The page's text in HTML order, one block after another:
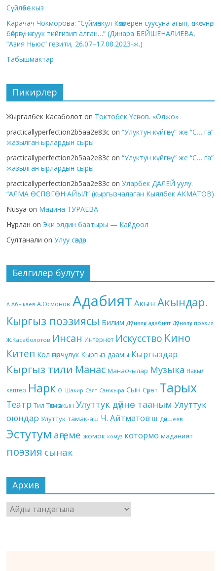
Сүйлөбөс кыз
Карачач Чокморова: “Сүймөнкул Көкөмерен суусуна агып, өпкөсүнө,
бөйрөгүнө суук тийгизип алган…” (Динара БЕЙШЕНАЛИЕВА,
“Азия Ньюс” гезити, 26.07–17.08.2023-ж.)
Табышмактар
Пикирлер
Жыргалбек Касаболот on Токтобек Үсөнов. «Олжо»
practicallyperfection2b5aa2e83c on“Улуктун күйгөнү” же “С… га”
жазылган ырлардын сыры
practicallyperfection2b5aa2e83c on“Улуктун күйгөнү” же “С… га”
жазылган ырлардын сыры
practicallyperfection2b5aa2e83c onУларбек ДАЛЕЙ уулу.
“АЛМА ӨСПӨГӨН АЙЫЛ” (кыргызчалаган Кыялбек АКМАТОВ)
Nusya on Мадина ТУРАЕВА
Нұрлан on Эки элдин баатыры — Кайдоол
Султанали onУлуу сөздөр
Белгилер булуту
А.Абыкаев А.Осмонов Адабият Акын Акындар.
Кыргыз поэзиясы Билим Дүйнөлүк адабият Дүйнөлүк поэзия
Ж.Касаболотов Инсан Интернет Искусство Кино
Китеп Кол өнөрчүлүк Кыргыз даамы Кыргыздар
Кыргыз тили Манас Манасчылар Музыка Накыл
кептер Нарк О. Шакир Салт Санжыра Сын Сүрөт Тарых
Театр Тил Төкмө акын Улуттук дүйнө тааным Улуттук
оюндар Улуттук тамак-аш Ч. Айтматов Ш. Дүйшеев
Эстутум аңгеме жомок комуз котормо маданият
поэзия сынак
Архив
Архив